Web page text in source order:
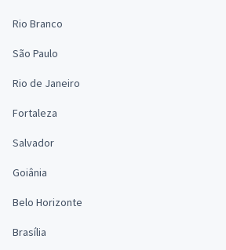
Rio Branco
São Paulo
Rio de Janeiro
Fortaleza
Salvador
Goiânia
Belo Horizonte
Brasília